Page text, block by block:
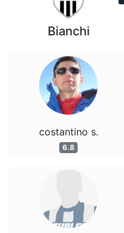
Bianchi
costantino s.
6.8